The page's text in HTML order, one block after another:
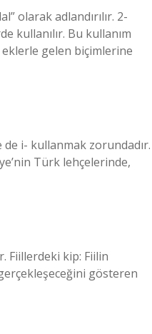
olarak adlandırılır. 2-
kullanılır. Bu kullanım
gelen biçimlerine
i- kullanmak zorundadır.
Türk lehçelerinde,
Fiillerdeki kip: Fiilin
gösteren